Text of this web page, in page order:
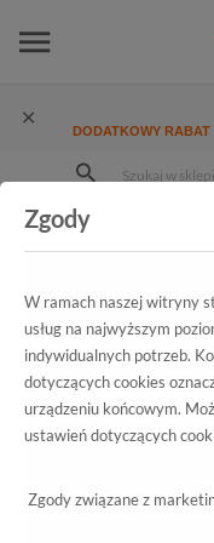
DODATKOWY RABAT
Damskie
Czółenka
Zgody
W ramach naszej witryny
usług na najwyższym
indywidualnych potrzeb.
dotyczących cookies
urządzeniu końcowym.
ustawień dotyczących
Zgody związane z